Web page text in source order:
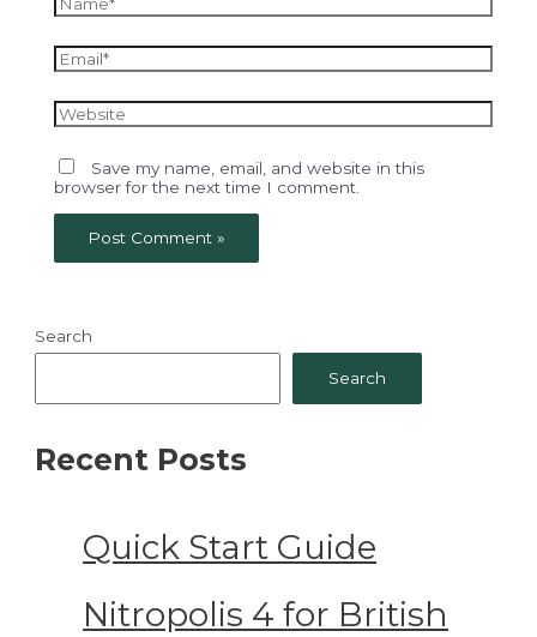
Email*
Website
Save my name, email, and website in this
browser for the next time I comment.
Search
Search
Recent Posts
Quick Start Guide
Nitropolis 4 for British